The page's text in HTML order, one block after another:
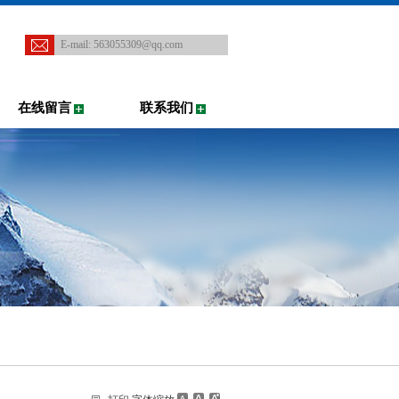
E-mail: 563055309@qq.com
在线留言 联系我们